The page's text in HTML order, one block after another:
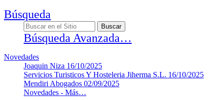
Búsqueda
Búsqueda Avanzada…
Novedades
Joaquin Niza 16/10/2025
Servicios Turisticos Y Hosteleria Jiherma S.L. 16/10/2025
Mendiri Abogados 02/09/2025
Novedades - Más…